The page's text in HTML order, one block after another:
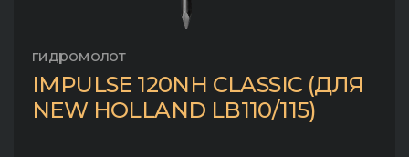
гидромолот
IMPULSE 120NH CLASSIC (ДЛЯ
NEW HOLLAND LB110/115)